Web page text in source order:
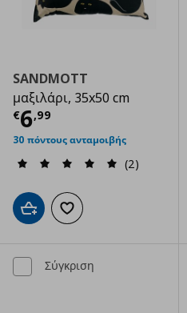
SANDMOTT
μαξιλάρι, 35x50 cm
€6,99
Τρέχουσα τιμή
30 πόντους ανταμοιβής
(2)
Προσθήκη στο καλάθι
Προσθήκη στα αγαπημένα
Σύγκριση